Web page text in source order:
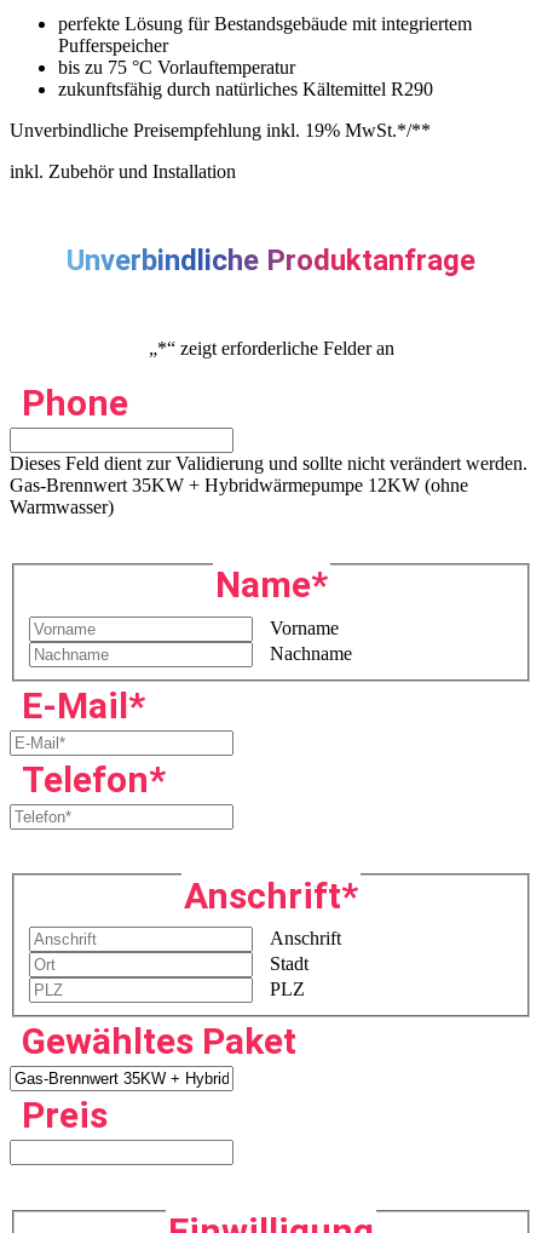
perfekte Lösung für Bestandsgebäude mit integriertem
Pufferspeicher
bis zu 75 °C Vorlauftemperatur
zukunftsfähig durch natürliches Kältemittel R290
Unverbindliche Preisempfehlung inkl. 19% MwSt.*/**
inkl. Zubehör und Installation
Unverbindliche Produktanfrage
„*“ zeigt erforderliche Felder an
Phone
Dieses Feld dient zur Validierung und sollte nicht verändert werden.
Gas-Brennwert 35KW + Hybridwärmepumpe 12KW (ohne
Warmwasser)
Name*
Vorname
Nachname
E-Mail*
Telefon*
Anschrift*
Anschrift
Stadt
PLZ
Gewähltes Paket
Preis